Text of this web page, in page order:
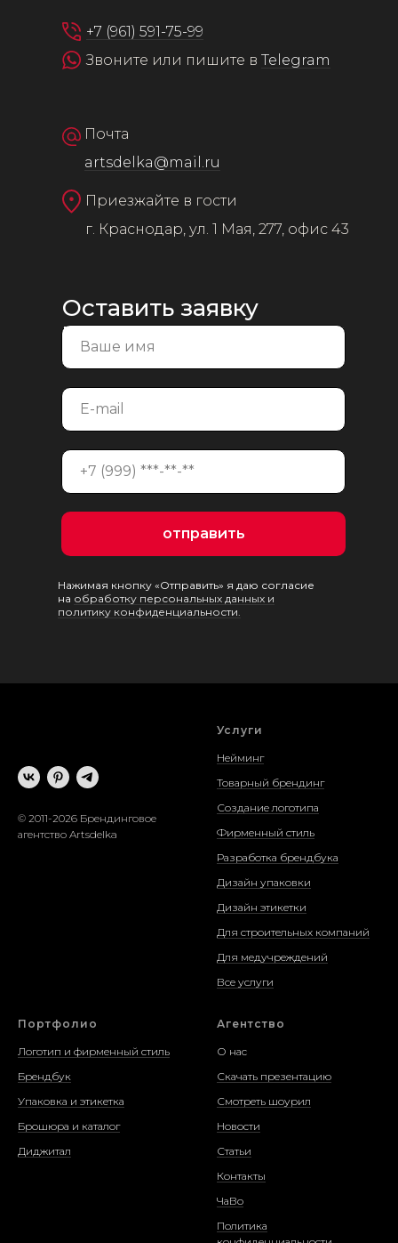
отправить
Оставить заявку
на консультацию
+7 (961) 591-75-99
Звоните или пишите в Telegram
Почта
artsdelka@mail.ru
Приезжайте в гости
г. Краснодар, ул. 1 Мая, 277, офис 43
Нажимая кнопку «Отправить» я даю согласие
на обработку персональных данных и
политику конфиденциальности.
© 2011-2026 Брендинговое
агентство Artsdelka
Услуги
Нейминг
Товарный брендинг
Создание логотипа
Фирменный стиль
Разработка брендбука
Дизайн упаковки
Дизайн этикетки
Для строительных компаний
Для медучреждений
Все услуги
Портфолио
Логотип и фирменный стиль
Брендбук
Упаковка и этикетка
Брошюра и каталог
Диджитал
Агентство
О нас
Скачать презентацию
Смотреть шоурил
Новости
Статьи
Контакты
ЧаВо
Политика